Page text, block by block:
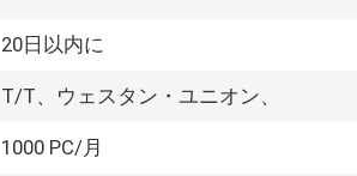
20日以内に
T/T、ウェスタン・ユニオン、
1000 PC/月